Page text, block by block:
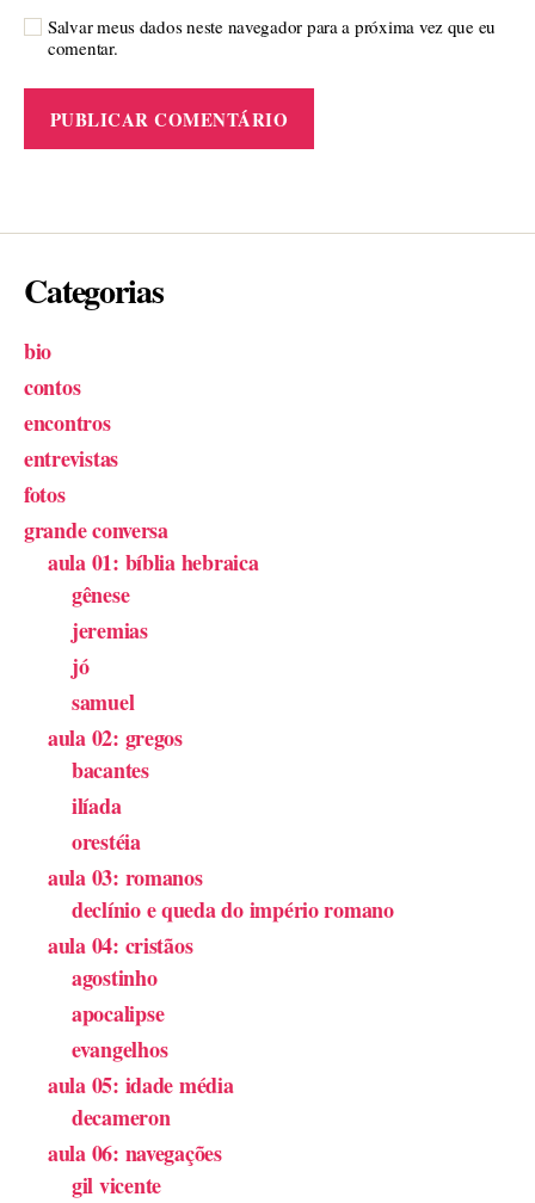
Salvar meus dados neste navegador para a próxima vez que eu
comentar.
Categorias
bio
contos
encontros
entrevistas
fotos
grande conversa
aula 01: bíblia hebraica
gênese
jeremias
jó
samuel
aula 02: gregos
bacantes
ilíada
orestéia
aula 03: romanos
declínio e queda do império romano
aula 04: cristãos
agostinho
apocalipse
evangelhos
aula 05: idade média
decameron
aula 06: navegações
gil vicente